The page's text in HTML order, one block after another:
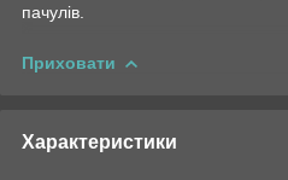
пачулів.
Приховати
Характеристики